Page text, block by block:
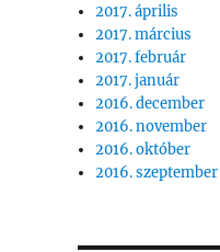
2017. április
2017. március
2017. február
2017. január
2016. december
2016. november
2016. október
2016. szeptember